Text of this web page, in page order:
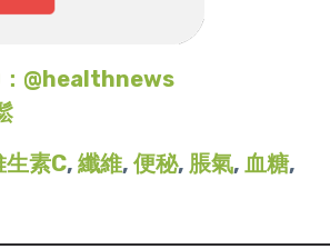
：@healthnews
生素C, 纖維, 便秘, 脹氣, 血糖,